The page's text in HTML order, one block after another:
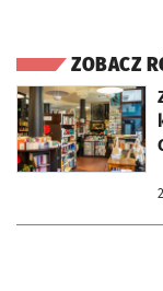
ZOBACZ
otworzy się w nowej